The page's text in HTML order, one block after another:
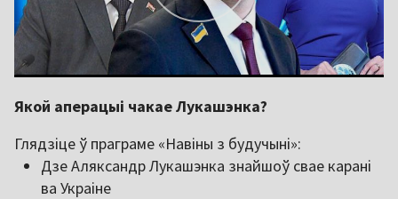
Якой аперацыі чакае Лукашэнка?
Глядзіце ў праграме «Навіны з будучыні»:
Дзе Аляксандр Лукашэнка знайшоў свае карані
ва Украіне